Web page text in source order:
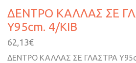
ΔΕΝΤΡΟ ΚΑΛΛΑΣ ΣΕ
Y95cm. 4/KIB
62,13€
ΔΕΝΤΡΟ ΚΑΛΛΑΣ ΣΕ ΓΛΑΣΤΡΑ